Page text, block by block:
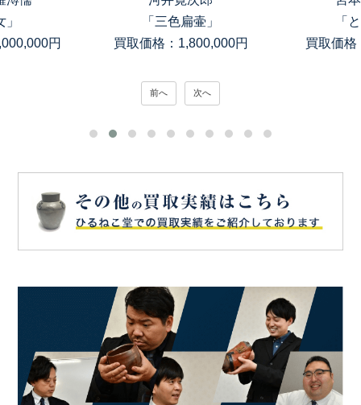
円
「三色扁壷」
買取価格：1,800,000円
「
買取価格
前へ 次へ